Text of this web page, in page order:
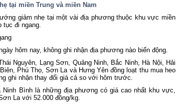
tại miền Trung và miền Nam
giảm nhẹ tại một vài địa phương thuộc khu vực miền
tục đi ngang.
hôm nay, không ghi nhận địa phương nào biến động.
Nguyên, Lạng Sơn, Quảng Ninh, Bắc Ninh, Hà Nội, Hải
Phú Thọ, Sơn La và Hưng Yên đồng loạt thu mua heo
ghi nhận thay đổi giá cả so với hôm trước.
Bình là những địa phương có giá cao nhất khu vực,
La với 52.000 đồng/kg.